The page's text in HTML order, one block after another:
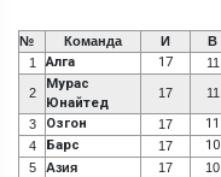
№ Команда И В
1
Алга 17 11
2
Мурас
Юнайтед
17 11
3 Озгон 17 11
4 Барс 17 10
5 Азия 17 10